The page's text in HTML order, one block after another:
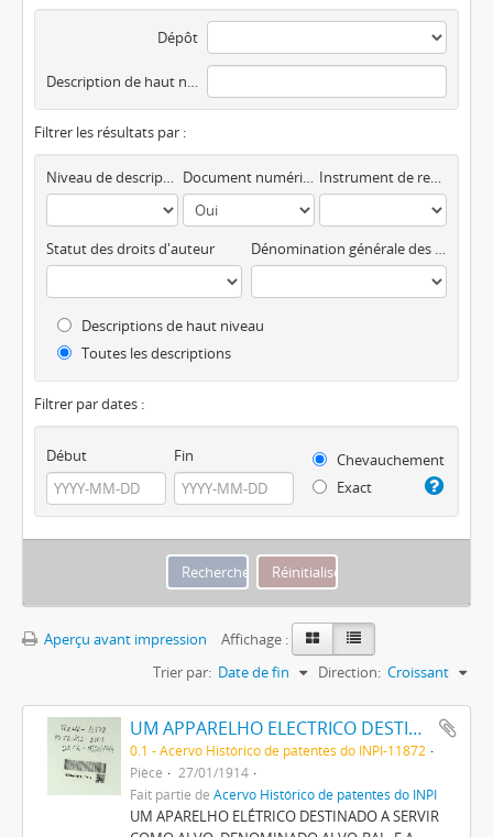
Dépôt
Description de haut niveau
Filtrer les résultats par :
Niveau de description Document numérique disponible Instrument de recherche
Statut des droits d'auteur Dénomination générale des documents
Descriptions de haut niveau
Toutes les descriptions
Filtrer par dates :
Début Fin
Chevauchement
Exact
Aperçu avant impression
Affichage :
Trier par: Date de fin Direction: Croissant
UM APPARELHO ELECTRICO DESTINADO A SERVIR COMO ALVO, DENOMINADO ALVO-BALL, E A RECLAME EM CINEMATOGRAPHOS E ESTABELECIMENTOS DE DIVERSÕES
0.1 - Acervo Histórico de patentes do INPI-11872
Pièce
27/01/1914
Fait partie de Acervo Histórico de patentes do INPI
UM APARELHO ELÉTRICO DESTINADO A SERVIR